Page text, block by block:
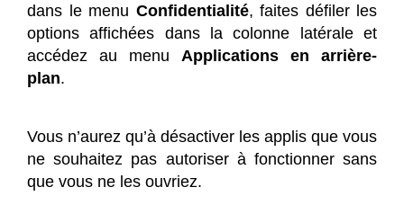
dans le menu Confidentialité, faites défiler les
options affichées dans la colonne latérale et
accédez au menu Applications en arrière-
plan.
Vous n’aurez qu’à désactiver les applis que vous
ne souhaitez pas autoriser à fonctionner sans
que vous ne les ouvriez.